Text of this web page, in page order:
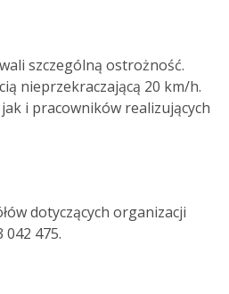
szczególną ostrożność.
nieprzekraczającą 20 km/h.
i pracowników realizujących
dotyczących organizacji
475.